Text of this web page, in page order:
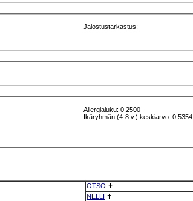
Jalostustarkastus:
Allergialuku: 0,2500
Ikäryhmän (4-8 v.) keskiarvo: 0,5354
OTSO ✝
NELLI ✝